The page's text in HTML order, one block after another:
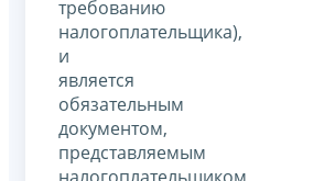
требованию
налогоплательщика),
и
является
обязательным
документом,
представляемым
налогоплательщиком